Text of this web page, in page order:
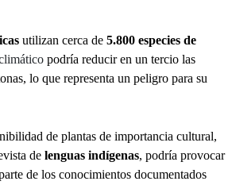
utilizan cerca de 5.800 especies de
podría reducir en un tercio las
lo que representa un peligro para su
de plantas de importancia cultural,
de lenguas indígenas, podría provocar
de los conocimientos documentados